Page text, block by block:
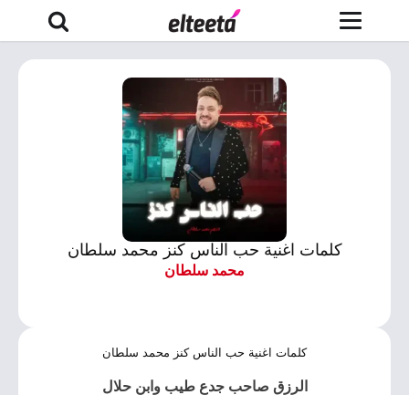
كلمات اغنية حب الناس كنز محمد سلطان
محمد سلطان
كلمات اغنية حب الناس كنز محمد سلطان
الرزق صاحب جدع طيب وابن حلال